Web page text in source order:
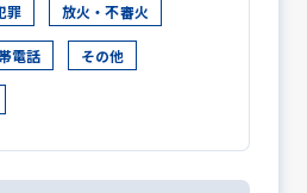
罪 放火・不審火
電話 その他